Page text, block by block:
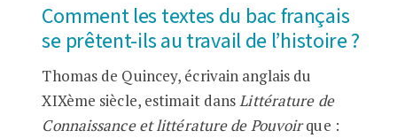
Comment les textes du bac français
se prêtent-ils au travail de l’histoire ?
Thomas de Quincey, écrivain anglais du
XIXème siècle, estimait dansLittérature de
Connaissance et littérature de Pouvoirque :